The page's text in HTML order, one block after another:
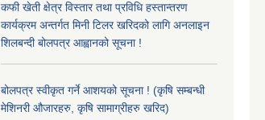
कफी खेती क्षेत्र विस्तार तथा प्रविधि हस्तान्तरण
कार्यक्रम अन्तर्गत मिनी टिलर खरिदको लागि अनलाइन
शिलबन्दी बोलपत्र आह्वानको सूचना !
बोलपत्र स्वीकृत गर्ने आशयको सूचना ! (कृषि सम्बन्धी
मेशिनरी औजारहरु, कृषि सामाग्रीहरु खरिद)